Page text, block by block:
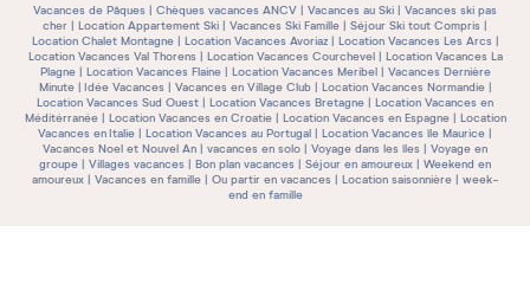
Vacances de Pâques Chèques vacances ANCV Vacances au Ski
Vacances ski pas
cher
Location Appartement Ski Vacances Ski Famille
Séjour Ski tout Compris
Location Chalet Montagne
Location Vacances Avoriaz
Location Vacances Les Arcs
Location Vacances Val Thorens
Location Vacances Courchevel
Location Vacances La
Plagne
Location Vacances Flaine Location Vacances Meribel
Vacances Dernière
Minute
Idée Vacances Vacances en Village Club
Location Vacances Normandie
Location Vacances Sud Ouest
Location Vacances Bretagne
Location Vacances en
Méditérranée
Location Vacances en Croatie Location Vacances en Espagne
Location
Vacances en Italie
Location Vacances au Portugal
Location Vacances île Maurice
Vacances Noel et Nouvel An
vacances en solo Voyage dans les îles
Voyage en
groupe
Villages vacances Bon plan vacances Séjour en amoureux
Weekend en
amoureux
Vacances en famille Ou partir en vacances Location saisonnière
week-
end en famille